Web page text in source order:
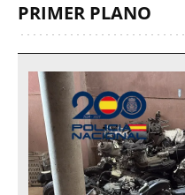
PRIMER PLANO